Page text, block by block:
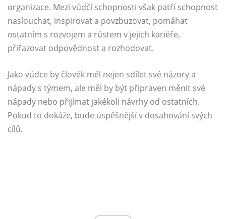
organizace. Mezi vůdčí schopnosti však patří schopnost
naslouchat, inspirovat a povzbuzovat, pomáhat
ostatním s rozvojem a růstem v jejich kariéře,
přiřazovat odpovědnost a rozhodovat.
Jako vůdce by člověk měl nejen sdílet své názory a
nápady s týmem, ale měl by být připraven měnit své
nápady nebo přijímat jakékoli návrhy od ostatních.
Pokud to dokáže, bude úspěšnější v dosahování svých
cílů.